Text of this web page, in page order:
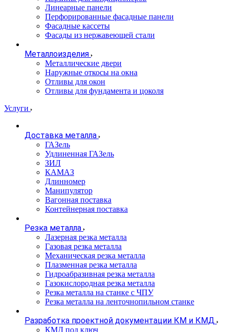
Линеарные панели
Перфорированные фасадные панели
Фасадные кассеты
Фасады из нержавеющей стали
Металлоизделия
Металлические двери
Наружные откосы на окна
Отливы для окон
Отливы для фундамента и цоколя
Услуги
Доставка металла
ГАЗель
Удлиненная ГАЗель
ЗИЛ
КАМАЗ
Длинномер
Манипулятор
Вагонная поставка
Контейнерная поставка
Резка металла
Лазерная резка металла
Газовая резка металла
Механическая резка металла
Плазменная резка металла
Гидроабразивная резка металла
Газокислородная резка металла
Резка металла на станке с ЧПУ
Резка металла на ленточнопильном станке
Разработка проектной документации КМ и КМД
КМД под ключ